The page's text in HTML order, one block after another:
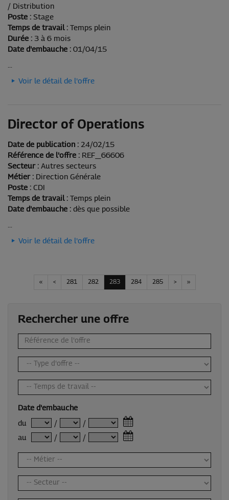
/ Distribution
Poste : Stage
Temps de travail : Temps plein
Durée : 3 à 6 mois
Date d'embauche : 01/04/15
Voir le détail de l'offre
Director of Operations
Date de publication : 24/02/15
Référence de l'offre : REF_66606
Secteur : Autres secteurs
Métier : Direction Générale
Poste : CDI
Temps de travail : Temps plein
Date d'embauche : dès que possible
Voir le détail de l'offre
« < 281 282 283 284 285 > »
Rechercher une offre
Date d'embauche
du
/
/
au
/ /